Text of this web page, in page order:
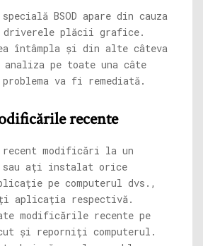
BSOD apare din cauza
driverele plăcii grafice.
întâmpla și din alte câteva
analiza pe toate una câte
problema va fi remediată.
recente
modificări la un
sau ați instalat orice
pe computerul dvs.,
aplicația respectivă.
modificările recente pe
și reporniți computerul.